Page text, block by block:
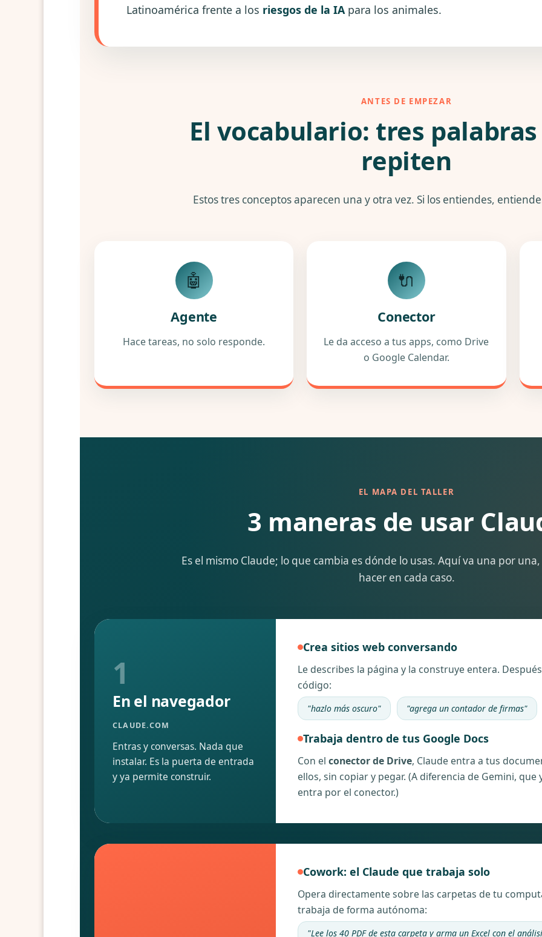
Latinoamérica frente a los riesgos de la IApara los animales.
ANTES DE EMPEZAR
El vocabulario: tres
repiten
Estos tres conceptos aparecen una y otra vez. Si los entiendes,
🤖
Agente
Hace tareas, no solo responde.
🔌
Conector
Le da acceso a tus apps, como Drive
o Google Calendar.
EL MAPA DEL TALLER
3 maneras de usar
Es el mismo Claude; lo que cambia es dónde lo usas. Aquí va una por
hacer en cada caso.
1
En el navegador
CLAUDE.COM
Entras y conversas. Nada que
instalar. Es la puerta de entrada
y ya permite construir.
Crea sitios web conversando
Le describes la página y la construye entera.
código:
"hazlo más oscuro" "agrega un contador de firmas"
Trabaja dentro de tus Google Docs
Con el conector de Drive, Claude entra a tus
ellos, sin copiar y pegar. (A diferencia de Gemini,
entra por el conector.)
Cowork: el Claude que trabaja solo
Opera directamente sobre las carpetas de tu
trabaja de forma autónoma:
"Lee los 40 PDF de esta carpeta y arma un Excel con el